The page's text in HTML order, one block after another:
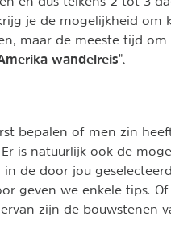
je de mogelijkheid om
maar de meeste tijd om
wandelreis".
bepalen of men zin
is natuurlijk ook de
de door jou
geven we enkele tips. Of
zijn de bouwstenen